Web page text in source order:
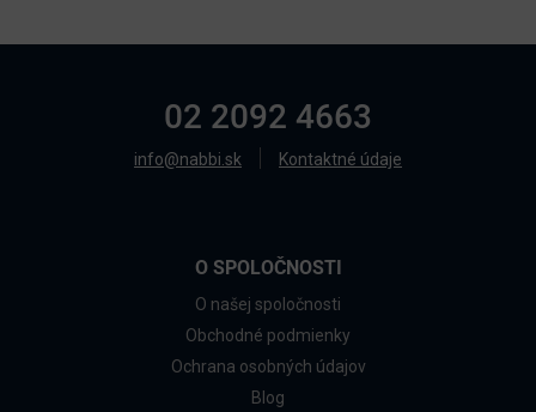
02 2092 4663
info@nabbi.sk Kontaktné údaje
O SPOLOČNOSTI
O našej spoločnosti
Obchodné podmienky
Ochrana osobných údajov
Blog